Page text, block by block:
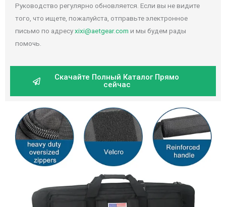
Руководство регулярно обновляется. Если вы не видите
того, что ищете, пожалуйста, отправьте электронное
письмо по адресуxixi@aetgear.com и мы будем рады
помочь.
Скачайте Полный Каталог Прямо
сейчас